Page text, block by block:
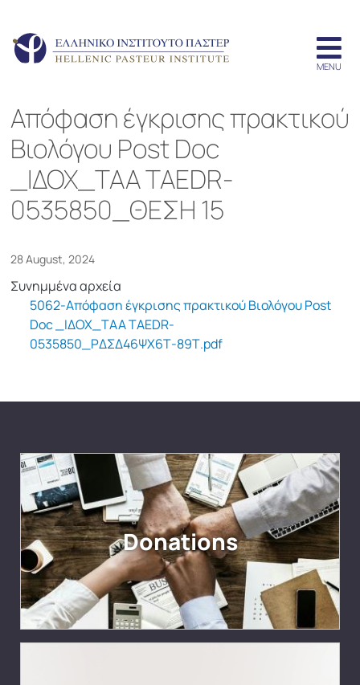
Απόφαση έγκρισης πρακτικού
Βιολόγου Post Doc
_ΙΔΟΧ_ΤΑΑ TAEDR-
0535850_ΘΕΣΗ 15
28 August, 2024
Συνημμένα αρχεία
5062-Απόφαση έγκρισης πρακτικού Βιολόγου Post
Doc _ΙΔΟΧ_ΤΑΑ TAEDR-
0535850_ΡΔΣΔ46ΨΧ6Τ-89Τ.pdf
Donations